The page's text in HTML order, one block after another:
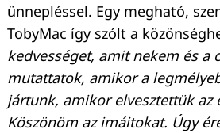
ünnepléssel. Egy megható,
TobyMac így szólt a
kedvességet, amit nekem és a
mutattatok, amikor a
jártunk, amikor elvesztettük az
Köszönöm az imáitokat. Úgy